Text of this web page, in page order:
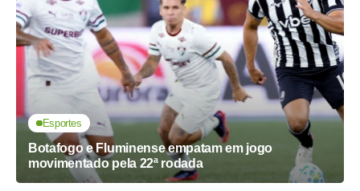
Esportes
Botafogo e Fluminense empatam em jogo
movimentado pela 22ª rodada